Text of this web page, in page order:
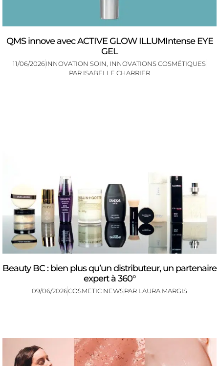
QMS innove avec ACTIVE GLOW ILLUMIntense EYE
GEL
11/06/2026INNOVATION SOIN INNOVATIONS COSMÉTIQUES
PAR ISABELLE CHARRIER
Beauty BC : bien plus qu’un distributeur, un partenaire
expert à 360°
09/06/2026COSMETIC NEWSPAR LAURA MARGIS